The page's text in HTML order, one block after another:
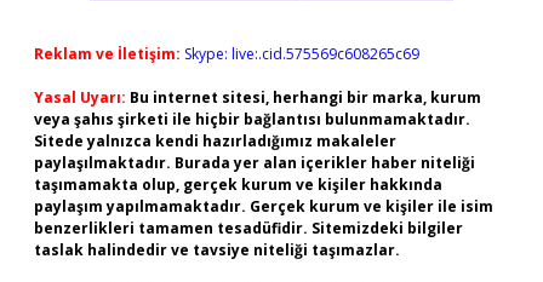
Reklam ve İletişim: Skype: live:.cid.575569c608265c69
Yasal Uyarı: Bu internet sitesi, herhangi bir marka, kurum
veya şahıs şirketi ile hiçbir bağlantısı bulunmamaktadır.
Sitede yalnızca kendi hazırladığımız makaleler
paylaşılmaktadır. Burada yer alan içerikler haber niteliği
taşımamakta olup, gerçek kurum ve kişiler hakkında
paylaşım yapılmamaktadır. Gerçek kurum ve kişiler ile isim
benzerlikleri tamamen tesadüfidir. Sitemizdeki bilgiler
taslak halindedir ve tavsiye niteliği taşımazlar.